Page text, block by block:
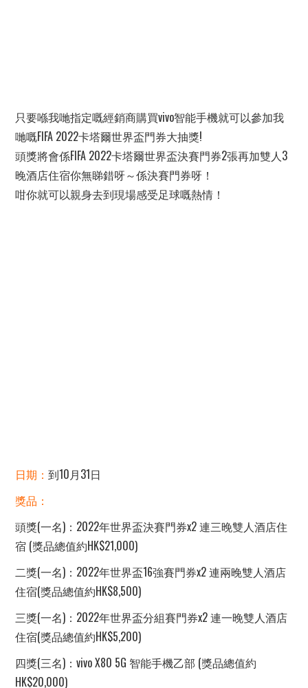
只要喺我哋指定嘅經銷商購買vivo智能手機就可以參加我
哋嘅FIFA 2022卡塔爾世界盃門券大抽獎!
頭獎將會係FIFA 2022卡塔爾世界盃決賽門券2張再加雙人3
晚酒店住宿你無睇錯呀～係決賽門券呀！
咁你就可以親身去到現場感受足球嘅熱情！
日期：到10月31日
獎品：
頭獎(一名)：2022年世界盃決賽門券x2 連三晚雙人酒店住
宿 (獎品總值約HK$21,000)
二獎(一名)：2022年世界盃16強賽門券x2 連兩晚雙人酒店
住宿(獎品總值約HK$8,500)
三獎(一名)：2022年世界盃分組賽門券x2 連一晚雙人酒店
住宿(獎品總值約HK$5,200)
四獎(三名)：vivo X80 5G 智能手機乙部 (獎品總值約
HK$20,000)